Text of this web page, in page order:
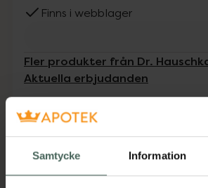
Samtycke Information
Finns i webblager
Fler produkter från Dr.
Aktuella erbjudanden
Beskrivning
Oljefri, nattlig hudvård som låter
fritt och som stimulerar de